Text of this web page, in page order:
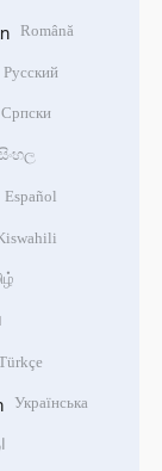
Română
Русский
Српски
Español
Українська